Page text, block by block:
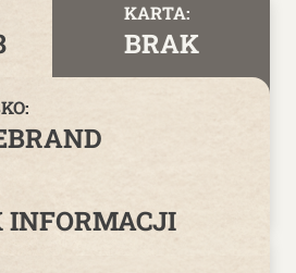
KARTA:
BRAK
INFORMACJI